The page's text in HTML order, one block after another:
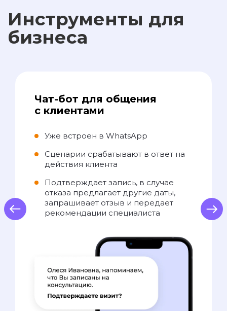
Инструменты для
бизнеса
Чат-бот для общения
с клиентами
Уже встроен в WhatsApp
Сценарии срабатывают в ответ на
действия клиента
Подтверждает запись, в случае
отказа предлагает другие даты,
запрашивает отзыв и передает
рекомендации специалиста